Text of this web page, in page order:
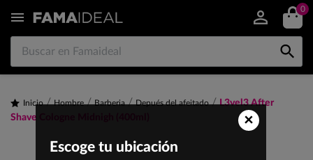
 0

Inicio Hombre Barberia Depués del afeitado
L3vel3 After
Shave Cologne Midnigh (400ml)
×
Escoge tu ubicación